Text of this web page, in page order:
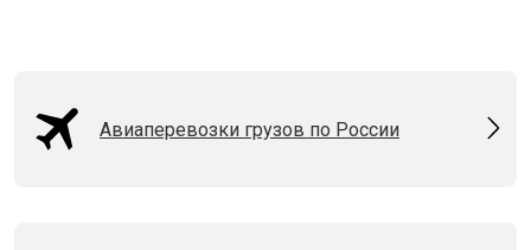
Авиаперевозки грузов по России